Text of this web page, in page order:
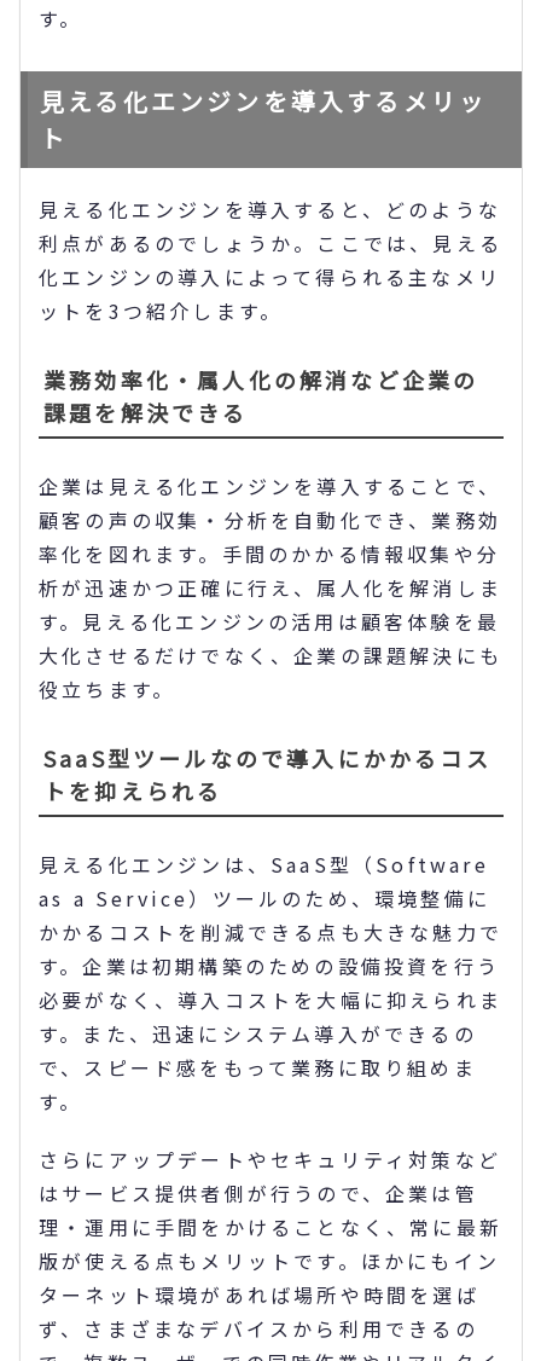
す。
見える化エンジンを導入するメリッ
ト
見える化エンジンを導入すると、どのような
利点があるのでしょうか。ここでは、見える
化エンジンの導入によって得られる主なメリ
ットを3つ紹介します。
業務効率化・属人化の解消など企業の
課題を解決できる
企業は見える化エンジンを導入することで、
顧客の声の収集・分析を自動化でき、業務効
率化を図れます。手間のかかる情報収集や分
析が迅速かつ正確に行え、属人化を解消しま
す。見える化エンジンの活用は顧客体験を最
大化させるだけでなく、企業の課題解決にも
役立ちます。
SaaS型ツールなので導入にかかるコス
トを抑えられる
見える化エンジンは、SaaS型（Software
as a Service）ツールのため、環境整備に
かかるコストを削減できる点も大きな魅力で
す。企業は初期構築のための設備投資を行う
必要がなく、導入コストを大幅に抑えられま
す。また、迅速にシステム導入ができるの
で、スピード感をもって業務に取り組めま
す。
さらにアップデートやセキュリティ対策など
はサービス提供者側が行うので、企業は管
理・運用に手間をかけることなく、常に最新
版が使える点もメリットです。ほかにもイン
ターネット環境があれば場所や時間を選ば
ず、さまざまなデバイスから利用できるの